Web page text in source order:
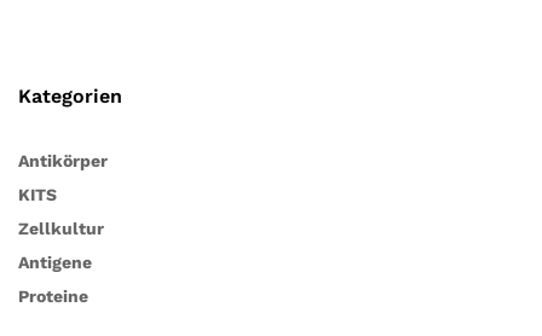
Kategorien
Antikörper
KITS
Zellkultur
Antigene
Proteine